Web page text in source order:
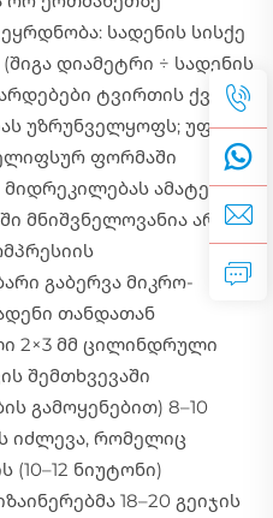
სადენის სისქე
დიამეტრი ÷ სადენის
ტვირთის ქვეშ
უზრუნველყოფს; უფრო
ფორმაში
ამატებს.
მნიშვნელოვანია არ
გაბერვა მიკრო-
თანდათან
2×3 მმ ცილინდრული
შემთხვევაში
გამოყენებით) 8–10
იძლევა, რომელიც
ნიუტონი)
18–20 გეიჯის